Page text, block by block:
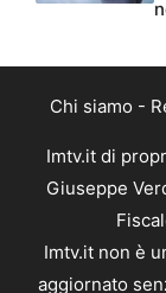
Chi siamo -
Imtv.it di
Giuseppe
Imtv.it non è
aggiornato